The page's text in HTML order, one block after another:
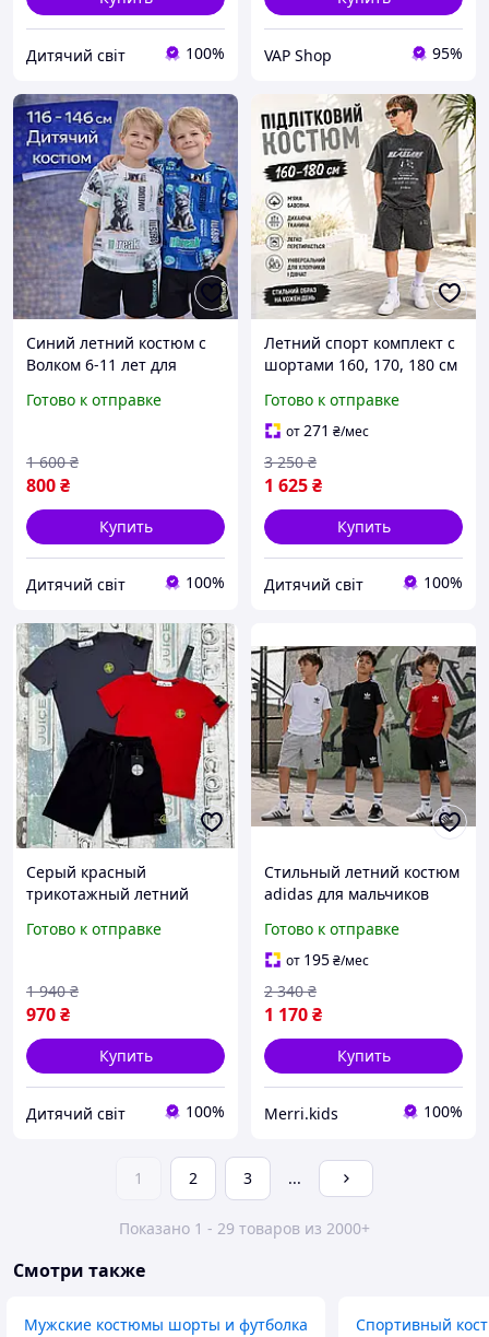
Дитячий світ 100% VAP Shop 95%
Синий летний костюм с
Волком 6-11 лет для
детский комплект черно-
шорты
Готово к отправке
800₴
1 600 ₴
Купить
Дитячий світ 100%
Летний спорт комплект с
шортами 160, 170, 180 см
подросток, детские
костюмы варенки для
активного отдыха
Готово к отправке
от271 ₴/мес
1 625₴
3 250 ₴
Купить
Дитячий світ 100%
Серый красный
трикотажный летний
шорты 140-146-152см для
детский комплект с
шортами
Готово к отправке
970₴
1 940 ₴
Купить
Дитячий світ 100%
Стильный летний костюм
adidas для мальчиков
детский белый комплект
футболка шорты адидас
158-164см
Готово к отправке
от 195₴/мес
1 170₴
2 340 ₴
Купить
Merri.kids 100%
1 2 3 ...
Показано 1 - 29 товаров из 2000+
Смотри также
Мужские костюмы шорты и футболка Спортивный